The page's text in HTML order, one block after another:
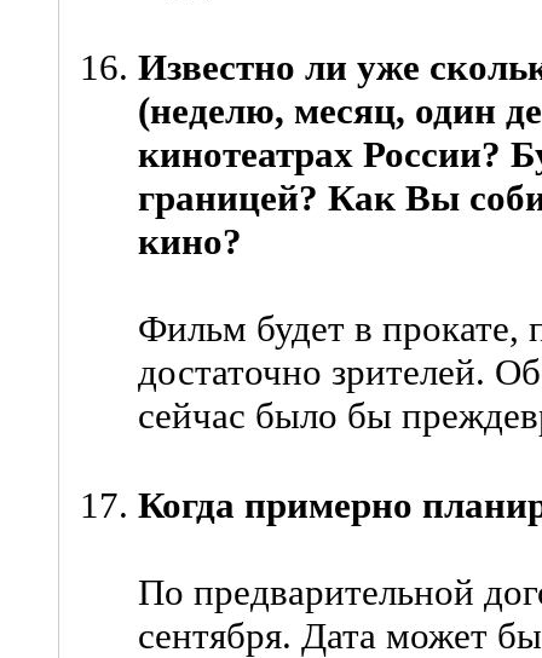
Известно ли уже
(неделю, месяц, один
кинотеатрах России?
границей? Как Вы
кино?
Фильм будет в прокате,
достаточно зрителей.
сейчас было бы
Когда примерно
По предварительной
сентября. Дата может